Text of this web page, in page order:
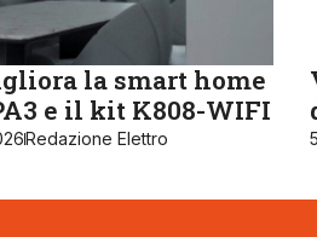
la smart home
e il kit K808-WIFI
Redazione Elettro